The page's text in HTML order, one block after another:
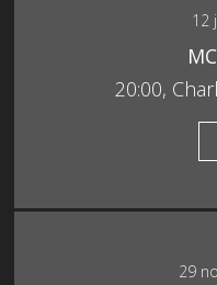
12
20:00,
29